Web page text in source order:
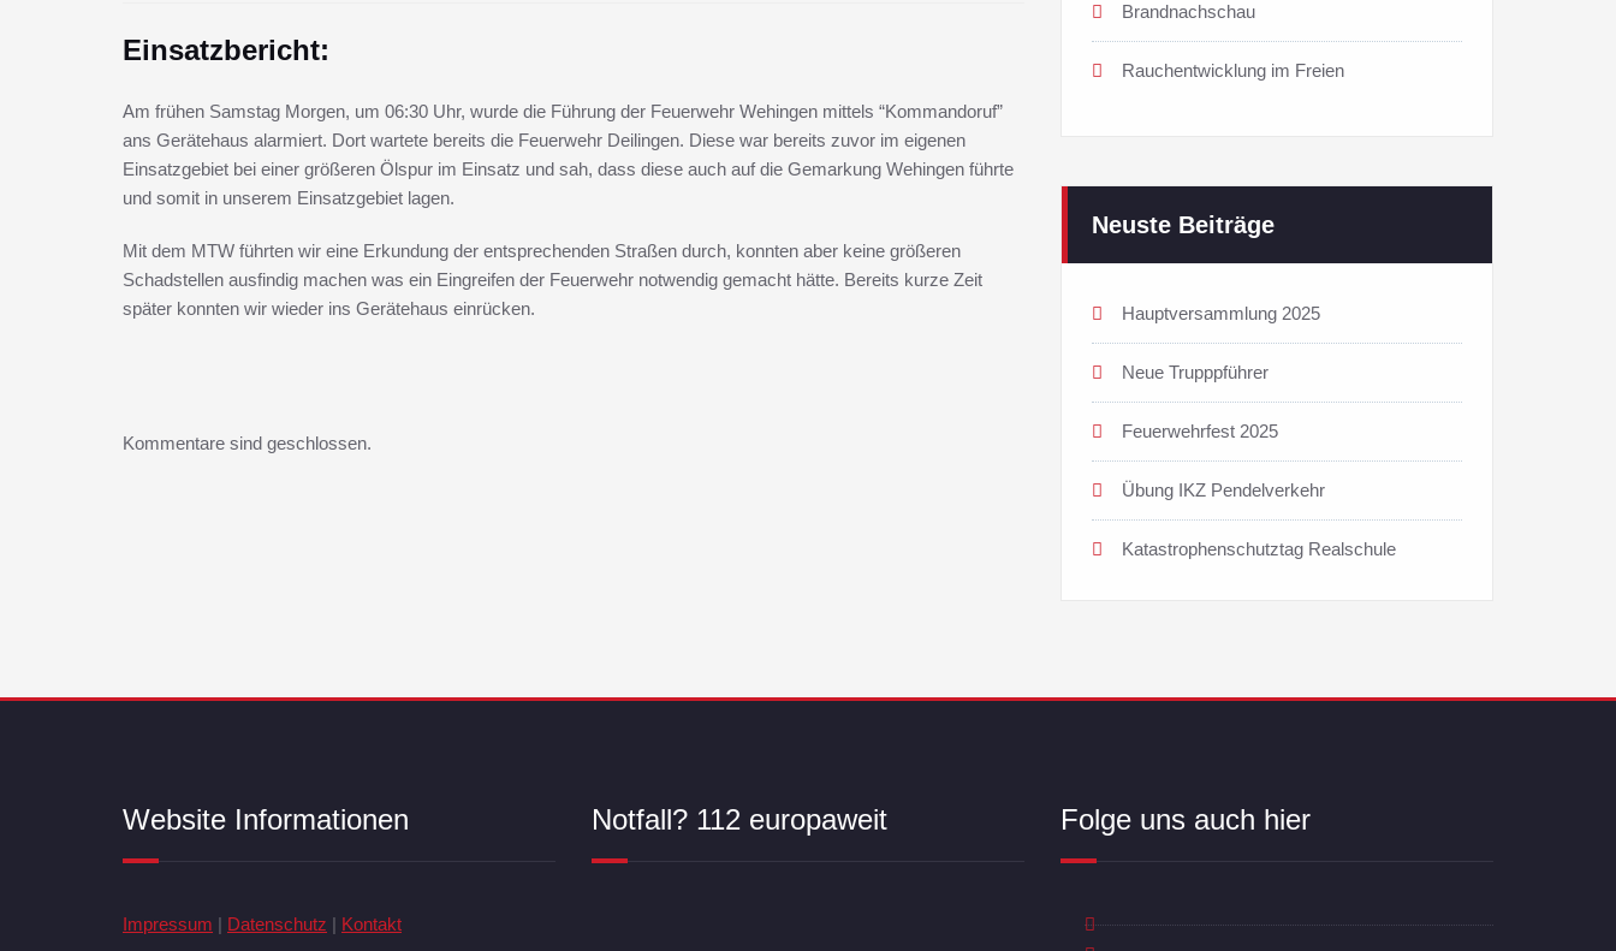
Einsatzbericht:
Am frühen Samstag Morgen, um 06:30 Uhr, wurde die Führung der Feuerwehr Wehingen mittels “Kommandoruf”
ans Gerätehaus alarmiert. Dort wartete bereits die Feuerwehr Deilingen. Diese war bereits zuvor im eigenen
Einsatzgebiet bei einer größeren Ölspur im Einsatz und sah, dass diese auch auf die Gemarkung Wehingen führte
und somit in unserem Einsatzgebiet lagen.
Mit dem MTW führten wir eine Erkundung der entsprechenden Straßen durch, konnten aber keine größeren
Schadstellen ausfindig machen was ein Eingreifen der Feuerwehr notwendig gemacht hätte. Bereits kurze Zeit
später konnten wir wieder ins Gerätehaus einrücken.
Kommentare sind geschlossen.
Brandnachschau
Rauchentwicklung im Freien
Neuste Beiträge
Hauptversammlung 2025
Neue Trupppführer
Feuerwehrfest 2025
Übung IKZ Pendelverkehr
Katastrophenschutztag Realschule
Website Informationen
Impressum | Datenschutz | Kontakt
Notfall? 112 europaweit Folge uns auch hier